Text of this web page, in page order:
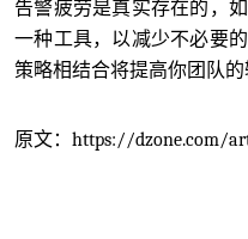
告警疲劳是真实存在的，
一种工具，以减少不必要
策略相结合将提高你团队的
原文：https://dzone.com/